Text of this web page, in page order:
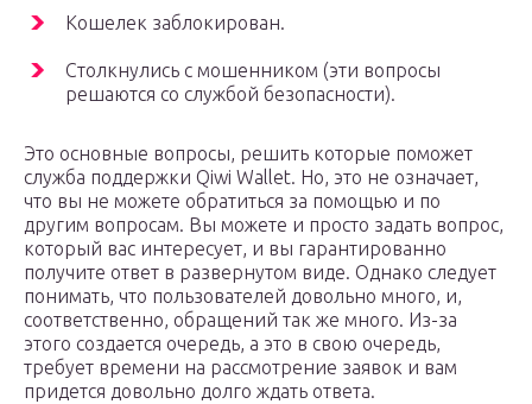
Кошелек заблокирован.
Столкнулись с мошенником (эти вопросы
решаются со службой безопасности).
Это основные вопросы, решить которые поможет
служба поддержки Qiwi Wallet. Но, это не означает,
что вы не можете обратиться за помощью и по
другим вопросам. Вы можете и просто задать вопрос,
который вас интересует, и вы гарантированно
получите ответ в развернутом виде. Однако следует
понимать, что пользователей довольно много, и,
соответственно, обращений так же много. Из-за
этого создается очередь, а это в свою очередь,
требует времени на рассмотрение заявок и вам
придется довольно долго ждать ответа.